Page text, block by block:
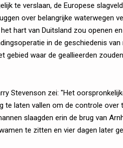
te verslaan, de Europese
over belangrijke waterwegen
hart van Duitsland zou openen
in de geschiedenis van
waar de geallieerden
Stevenson zei: "Het
laten vallen om de controle over
slaagden erin de brug van
te zitten en vier dagen later